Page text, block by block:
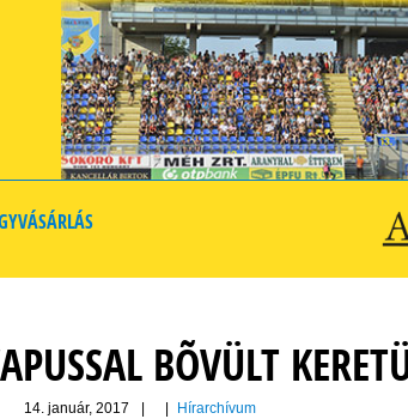
BÕVÜLT
14. január, 2017 Hírarchívum